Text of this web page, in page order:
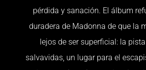
pérdida y sanación. El álbum
duradera de Madonna de que la
lejos de ser superficial: la
salvavidas, un lugar para el